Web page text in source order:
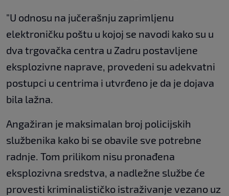
"U odnosu na jučerašnju zaprimljenu
elektroničku poštu u kojoj se navodi kako su u
dva trgovačka centra u Zadru postavljene
eksplozivne naprave, provedeni su adekvatni
postupci u centrima i utvrđeno je da je dojava
bila lažna.
Angažiran je maksimalan broj policijskih
službenika kako bi se obavile sve potrebne
radnje. Tom prilikom nisu pronađena
eksplozivna sredstva, a nadležne službe će
provesti kriminalističko istraživanje vezano uz